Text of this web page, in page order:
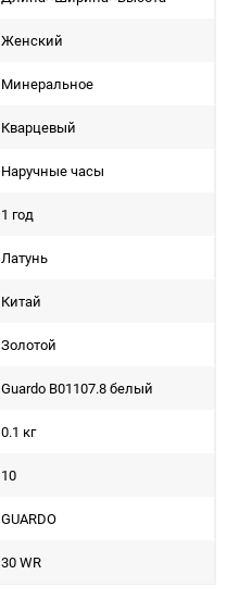
Женский
Минеральное
Кварцевый
Наручные часы
1 год
Латунь
Китай
Золотой
Guardo B01107.8 белый
0.1 кг
10
GUARDO
30 WR